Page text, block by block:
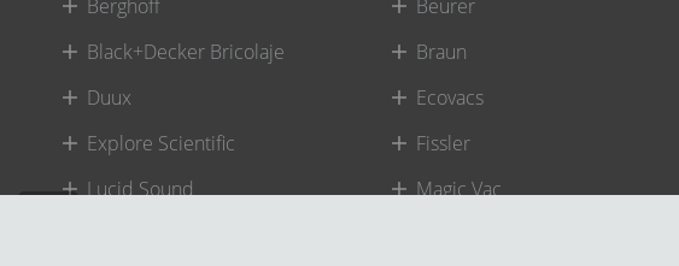
Berghoff
Beurer
Black+Decker Bricolaje
Braun
Duux
Ecovacs
Explore Scientific
Fissler
Lucid Sound
Magic Vac